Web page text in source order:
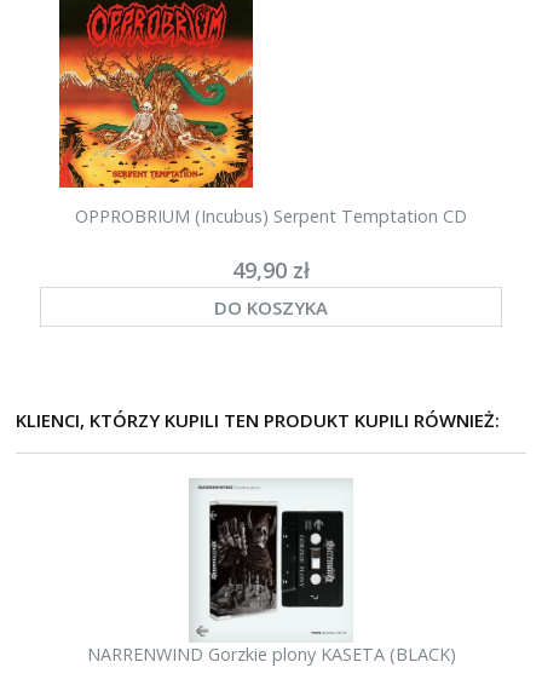
OPPROBRIUM (Incubus) Serpent Temptation CD
49,90 zł
DO KOSZYKA
KLIENCI, KTÓRZY KUPILI TEN PRODUKT KUPILI RÓWNIEŻ:
NARRENWIND Gorzkie plony KASETA (BLACK)